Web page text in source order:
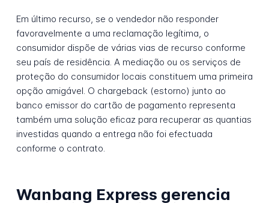
Em último recurso, se o vendedor não responder
favoravelmente a uma reclamação legítima, o
consumidor dispõe de várias vias de recurso conforme
seu país de residência. A mediação ou os serviços de
proteção do consumidor locais constituem uma primeira
opção amigável. O chargeback (estorno) junto ao
banco emissor do cartão de pagamento representa
também uma solução eficaz para recuperar as quantias
investidas quando a entrega não foi efectuada
conforme o contrato.
Wanbang Express gerencia